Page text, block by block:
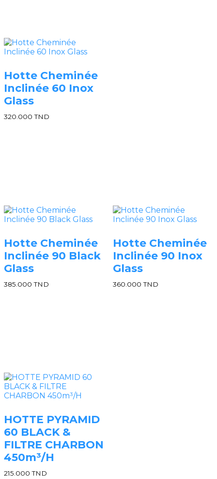
Hotte Cheminée
Inclinée 60 Inox
Glass
320.000TND
Hotte Cheminée
Inclinée 90 Black
Glass
385.000TND
Hotte Cheminée
Inclinée 90 Inox
Glass
360.000TND
HOTTE PYRAMID
60 BLACK &
FILTRE CHARBON
450m³/H
215.000TND